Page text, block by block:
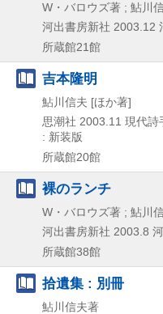
W・バロウズ著 ; 鮎川
河出書房新社 2003.12
所蔵館21館
吉本隆明
鮎川信夫 [ほか著]
思潮社 2003.11 現代詩
: 新装版
所蔵館20館
裸のランチ
W・バロウズ著 ; 鮎川
河出書房新社 2003.8
所蔵館38館
拾遺集 : 別冊
鮎川信夫著